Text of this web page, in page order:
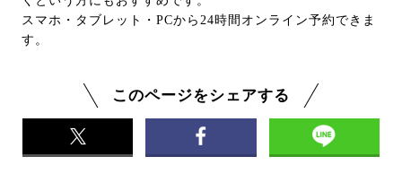
スマホ・タブレット・PCから24時間オンライン予約できま
す。
このページをシェアする